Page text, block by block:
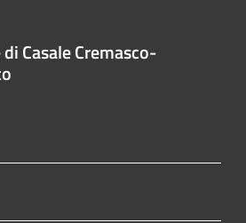
Casale Cremasco-